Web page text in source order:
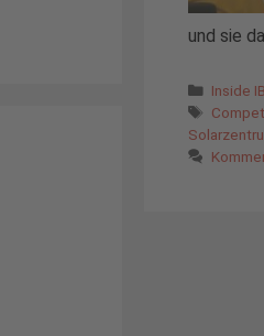
und sie
Inside